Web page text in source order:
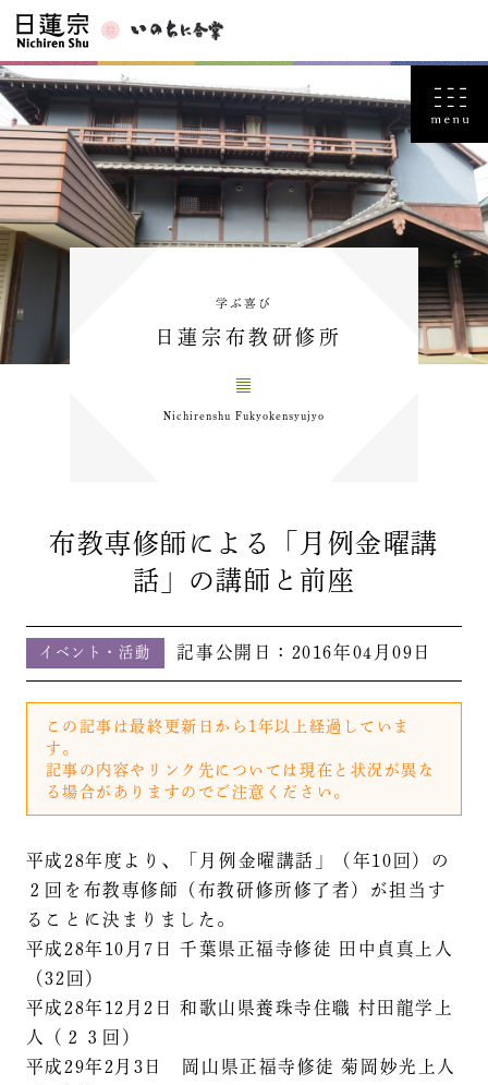
学ぶ喜び
日蓮宗布教研修所
Nichirenshu Fukyokensyujyo
布教専修師による「月例金曜講
話」の講師と前座
イベント・活動 記事公開日： 2016年04月09日
この記事は最終更新日から1年以上経過していま
す。
記事の内容やリンク先については現在と状況が異な
る場合がありますのでご注意ください。
平成28年度より、「月例金曜講話」（年10回）の
２回を布教専修師（布教研修所修了者）が担当す
ることに決まりました。
平成28年10月7日 千葉県正福寺修徒 田中貞真上人
（32回）
平成28年12月2日 和歌山県養珠寺住職 村田龍学上
人（２３回）
平成29年2月3日 岡山県正福寺修徒 菊岡妙光上人